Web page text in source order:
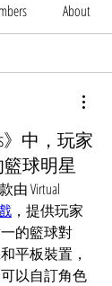
About
》中，玩家
球明星
由 Virtual
，提供玩家
的籃球對
平板裝置，
以自訂角色